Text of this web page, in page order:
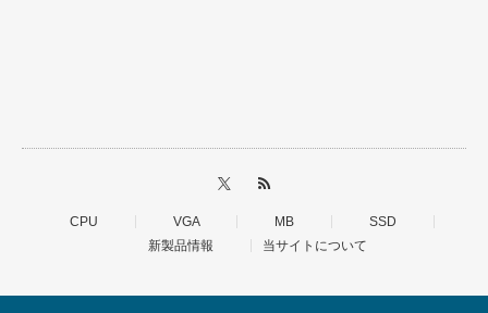
CPU VGA MB
SSD
新製品情報
当サイトについて